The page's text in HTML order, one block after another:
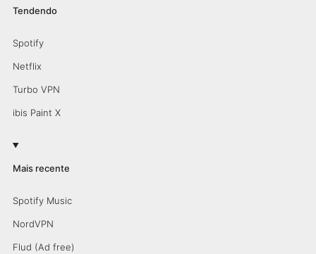
Tendendo
Spotify
Netflix
Turbo VPN
ibis Paint X
Mais recente
Spotify Music
NordVPN
Flud (Ad free)